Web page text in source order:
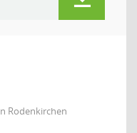
Rodenkirchen